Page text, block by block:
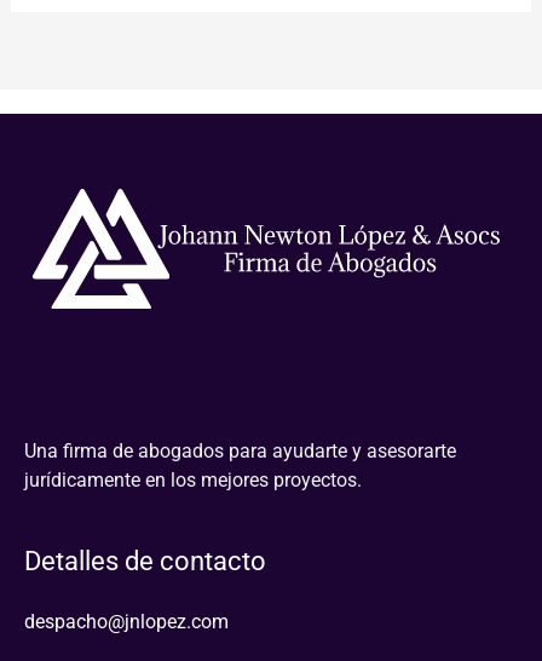
Una firma de abogados para ayudarte y asesorarte
jurídicamente en los mejores proyectos.
Detalles de contacto
despacho@jnlopez.com